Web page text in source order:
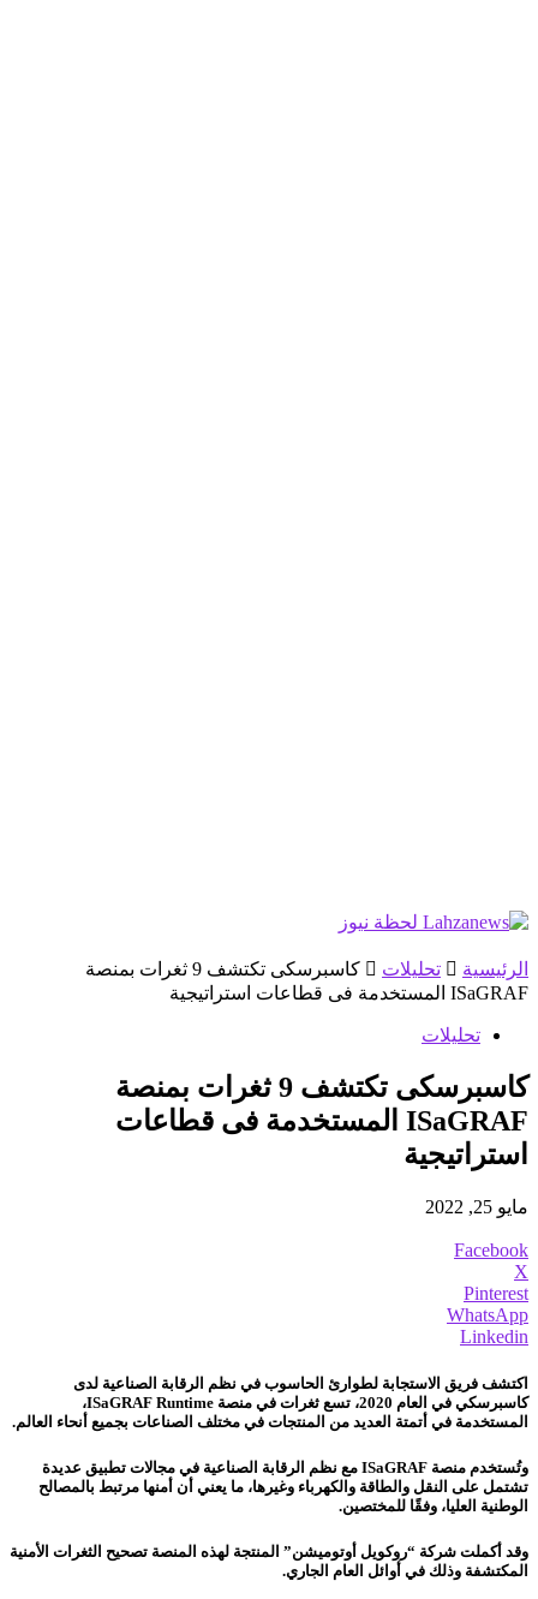
الرئيسية تحليلات
كاسبرسكى تكتشف 9 ثغرات بمنصة
ISaGRAF المستخدمة فى قطاعات استراتيجية
تحليلات
كاسبرسكى تكتشف 9 ثغرات بمنصة
ISaGRAF المستخدمة فى قطاعات
استراتيجية
مايو 25, 2022
Facebook
X
Pinterest
WhatsApp
Linkedin
اكتشف فريق الاستجابة لطوارئ الحاسوب في نظم الرقابة الصناعية لدى
كاسبرسكي في العام 2020، تسع ثغرات في منصة ISaGRAF Runtime،
المستخدمة في أتمتة العديد من المنتجات في مختلف الصناعات بجميع أنحاء العالم.
وتُستخدم منصة ISaGRAF مع نظم الرقابة الصناعية في مجالات تطبيق عديدة
تشتمل على النقل والطاقة والكهرباء وغيرها، ما يعني أن أمنها مرتبط بالمصالح
الوطنية العليا، وفقًا للمختصين.
وقد أكملت شركة “روكويل أوتوميشن” المنتجة لهذه المنصة تصحيح الثغرات الأمنية
المكتشفة وذلك في أوائل العام الجاري.